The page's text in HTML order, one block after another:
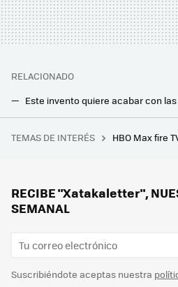
RELACIONADO
TEMAS DE INTERÉS HBO Max fire
RECIBE "Xatakaletter",
SEMANAL
Suscribiéndote aceptas nuestra